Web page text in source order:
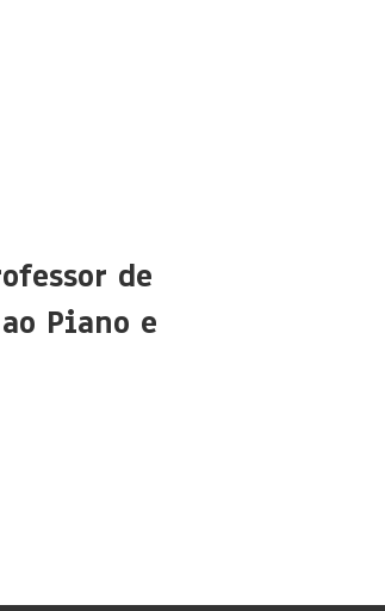
de
Piano e